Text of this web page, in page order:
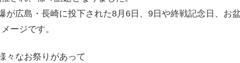
が広島・長崎に投下された8月6日、9日や終戦記念日、お
ージです。
々なお祭りがあって